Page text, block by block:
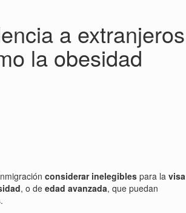
a extranjeros
la obesidad
considerar inelegibles para la visa
, o de edad avanzada, que puedan